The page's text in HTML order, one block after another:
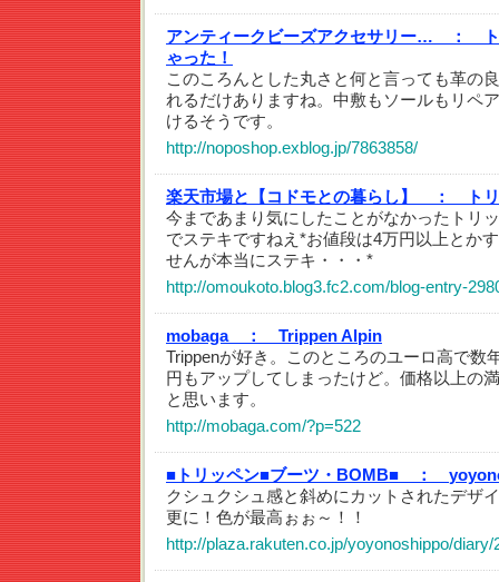
アンティークビーズアクセサリー… ：
ゃった！
このころんとした丸さと何と言っても革の
れるだけありますね。中敷もソールもリペ
けるそうです。
http://noposhop.exblog.jp/7863858/
楽天市場と【コドモとの暮らし】 ：
ト
今まであまり気にしたことがなかったトリ
でステキですねえ*お値段は4万円以上とか
せんが本当にステキ・・・*
http://omoukoto.blog3.fc2.com/blog-entry-
mobaga ：
Trippen Alpin
Trippenが好き。このところのユーロ高で数
円もアップしてしまったけど。価格以上の
と思います。
http://mobaga.com/?p=522
■トリッペン■ブーツ・BOMB■ ：
クシュクシュ感と斜めにカットされたデザ
更に！色が最高ぉぉ～！！
http://plaza.rakuten.co.jp/yoyonoshippo/diary/